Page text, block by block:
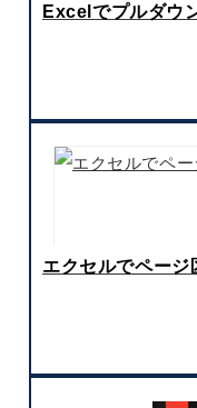
Excelでプルダウ
エクセルでペー